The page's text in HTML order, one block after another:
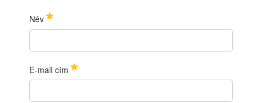
IDŐ PONT:
Név
E-mail cím